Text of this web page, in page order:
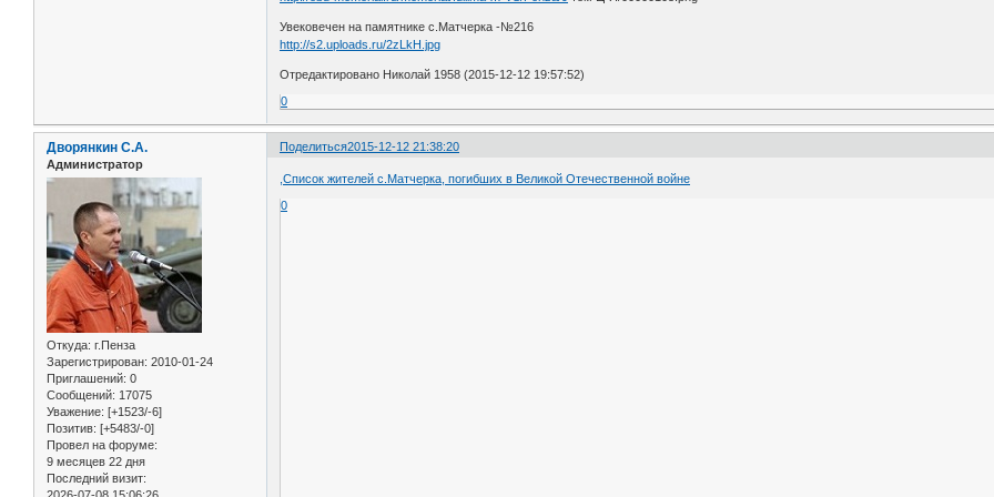
Увековечен на памятнике с.Матчерка -№216
http://s2.uploads.ru/2zLkH.jpg
Отредактировано Николай 1958 (2015-12-12 19:57:52)
0
Поделиться2015-12-12 21:38:20
Дворянкин С.А.
Администратор
Откуда: г.Пенза
Зарегистрирован: 2010-01-24
Приглашений: 0
Сообщений: 17075
Уважение: [+1523/-6]
Позитив: [+5483/-0]
Провел на форуме:
9 месяцев 22 дня
Последний визит:
,Список жителей с.Матчерка, погибших в Великой Отечественной войне
0